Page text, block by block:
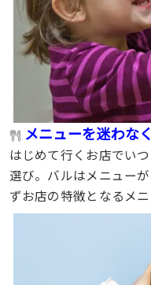
メニューを迷わな
はじめて行くお店でい
選び。バルはメニュー
ずお店の特徴となるメ